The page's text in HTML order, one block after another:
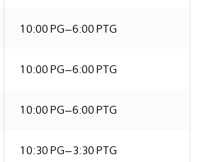
10:00 PG–6:00 PTG
10:00 PG–6:00 PTG
10:00 PG–6:00 PTG
10:30 PG–3:30 PTG